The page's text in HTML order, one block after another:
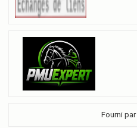
Fourni par